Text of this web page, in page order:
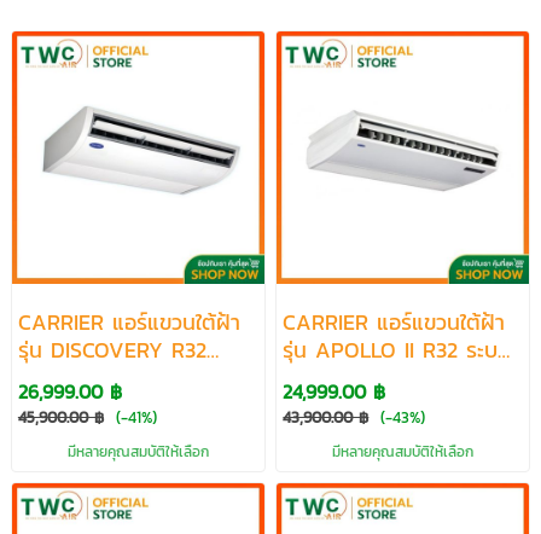
CARRIER แอร์แขวนใต้ฝ้า
รุ่น DISCOVERY R32
ระบบ FIXED SPEED
ขนาด 13300-60000
BTU
26,999.00 ฿
45,900.00 ฿ (-41%)
มีหลายคุณสมบัติให้เลือก
CARRIER แอร์แขวนใต้ฝ้า
รุ่น APOLLO II R32 ระบบ
FIXED SPEED ขนาด
12800-60000 BTU
24,999.00 ฿
43,900.00 ฿ (-43%)
มีหลายคุณสมบัติให้เลือก